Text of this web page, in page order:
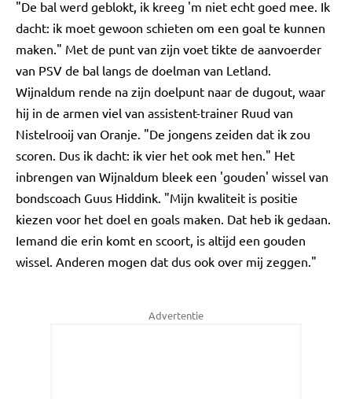
"De bal werd geblokt, ik kreeg 'm niet echt goed mee. Ik
dacht: ik moet gewoon schieten om een goal te kunnen
maken." Met de punt van zijn voet tikte de aanvoerder
van PSV de bal langs de doelman van Letland.
Wijnaldum rende na zijn doelpunt naar de dugout, waar
hij in de armen viel van assistent-trainer Ruud van
Nistelrooij van Oranje. "De jongens zeiden dat ik zou
scoren. Dus ik dacht: ik vier het ook met hen." Het
inbrengen van Wijnaldum bleek een 'gouden' wissel van
bondscoach Guus Hiddink. "Mijn kwaliteit is positie
kiezen voor het doel en goals maken. Dat heb ik gedaan.
Iemand die erin komt en scoort, is altijd een gouden
wissel. Anderen mogen dat dus ook over mij zeggen."
Advertentie